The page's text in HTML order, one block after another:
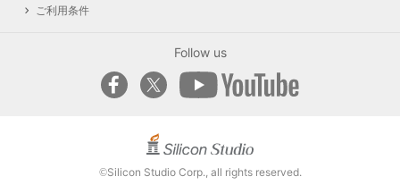
ご利用条件
Follow us
©Silicon Studio Corp., all rights reserved.